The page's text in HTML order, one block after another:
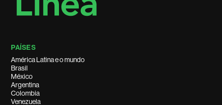
PAÍSES
América Latina e o mundo
Brasil
México
Argentina
Colombia
Venezuela